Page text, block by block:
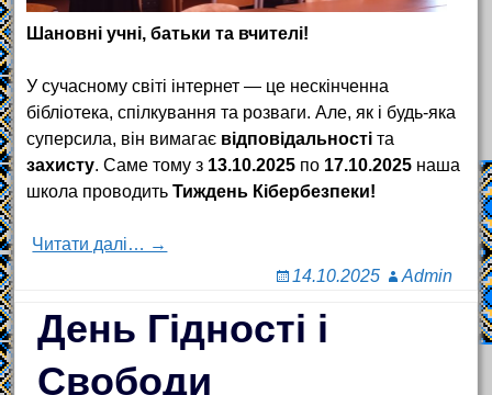
Шановні учні, батьки та вчителі!
У сучасному світі інтернет — це нескінченна
бібліотека, спілкування та розваги. Але, як і будь-яка
суперсила, він вимагає відповідальності та
захисту. Саме тому з 13.10.2025 по 17.10.2025 наша
школа проводитьТиждень Кібербезпеки!
Читати далі… →
14.10.2025
Admin
День Гідності і
Свободи